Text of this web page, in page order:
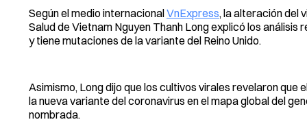
Según el medio internacionalVnExpress, la alteración del
Salud de Vietnam Nguyen Thanh Long explicó los
y tiene mutaciones de la variante del Reino Unido.
Asimismo, Long dijo que los cultivos virales revelaron que
la nueva variante del coronavirus en el mapa global del
nombrada.